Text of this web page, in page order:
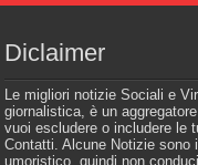
Diclaimer
Le migliori notizie Sociali e
giornalistica, è un
vuoi escludere o includere le
Contatti. Alcune Notizie sono
umoristico, quindi non